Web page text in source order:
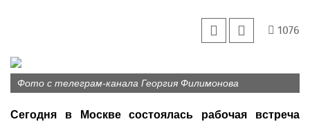
1076
Фото с телеграм-канала Георгия Филимонова
Сегодня в Москве состоялась рабочая встреча